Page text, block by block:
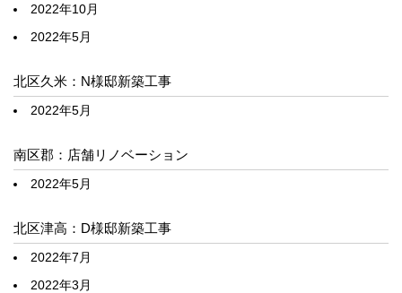
2022年10月
2022年5月
北区久米：N様邸新築工事
2022年5月
南区郡：店舗リノベーション
2022年5月
北区津高：D様邸新築工事
2022年7月
2022年3月